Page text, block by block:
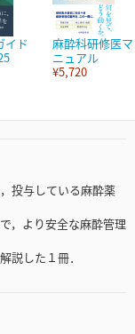
イド
麻酔科研修医マ
ニュアル
¥5,720
投与している麻酔薬
，より安全な麻酔管理
説した１冊．